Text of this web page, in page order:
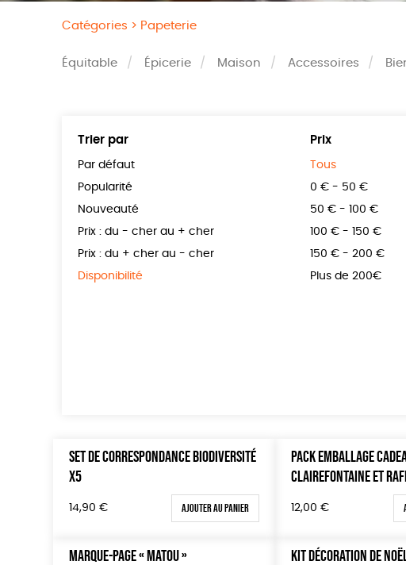
Catégories > Papeterie
Équitable Épicerie Maison Accessoires
Trier par
Par défaut
Popularité
Nouveauté
Prix : du - cher au + cher
Prix : du + cher au - cher
Disponibilité
Prix
Tous
0 € - 50 €
50 € - 100 €
100 € - 150 €
150 € - 200 €
Plus de 200€
SET DE CORRESPONDANCE BIODIVERSITÉ
X5
14,90 € Ajouter au panier
PACK EMBALLAGE
CLAIREFONTAINE ET
12,00 €
MARQUE-PAGE « MATOU » KIT DÉCORATION DE